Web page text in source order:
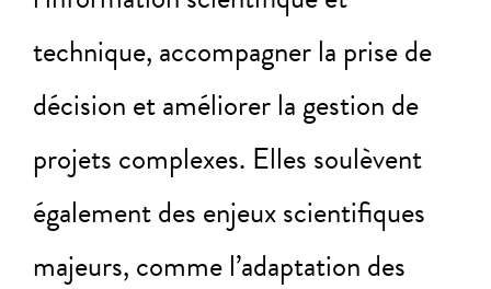
technique, accompagner la prise de
décision et améliorer la gestion de
projets complexes. Elles soulèvent
également des enjeux scientifiques
majeurs, comme l’adaptation des